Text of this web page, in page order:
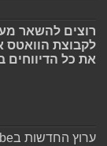
רוצים להשאר
לקבוצת הוואטס
את כל הדיווחים
ערוץ החדשות בyou tube